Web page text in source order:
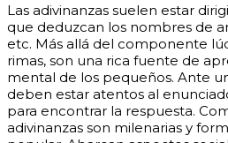
Las adivinanzas suelen estar
que deduzcan los nombres de
etc. Más allá del componente
rimas, son una rica fuente de
mental de los pequeños. Ante
deben estar atentos al
para encontrar la respuesta.
adivinanzas son milenarias y